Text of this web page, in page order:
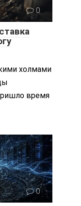
0
холмами
время
0